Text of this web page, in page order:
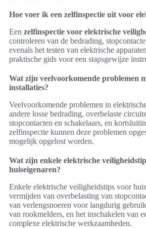
Hoe voer ik een zelfinspectie uit voor
Een zelfinspectie voor elektrische
controleren van de bedrading,
evenals het testen van elektrische
praktische gids voor een stapsgewijze
Wat zijn veelvoorkomende problemen
installaties?
Veelvoorkomende problemen in
andere losse bedrading, overbelaste
stopcontacten en schakelaars, en
zelfinspectie kunnen deze problemen
mogelijk opgelost worden.
Wat zijn enkele elektrische
huiseigenaren?
Enkele elektrische veiligheidstips voor
vermijden van overbelasting van
van verlengsnoeren voor langdurig
van rookmelders, en het inschakelen van
complexe elektrische werkzaamheden.